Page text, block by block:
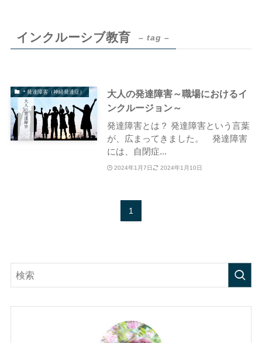
インクルーシブ教育 – tag –
＊発達障害（神経発達症）
大人の発達障害～職場におけるイ
ンクルージョン～
発達障害とは？ 発達障害という言葉
が、広まってきました。 発達障害
には、自閉症...
2024年1月7日 2024年1月10日
1